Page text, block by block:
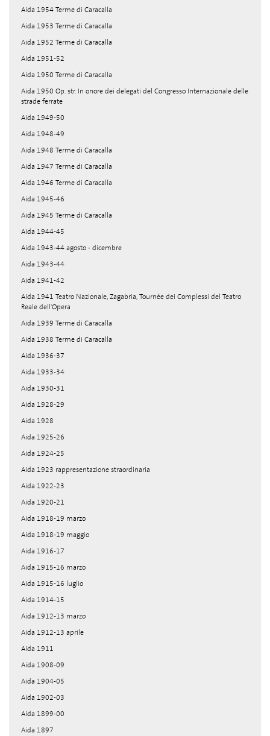
Aida 1954 Terme di Caracalla
Aida 1953 Terme di Caracalla
Aida 1952 Terme di Caracalla
Aida 1951-52
Aida 1950 Terme di Caracalla
Aida 1950 Op. str. In onore dei delegati del Congresso Internazionale delle
strade ferrate
Aida 1949-50
Aida 1948-49
Aida 1948 Terme di Caracalla
Aida 1947 Terme di Caracalla
Aida 1946 Terme di Caracalla
Aida 1945-46
Aida 1945 Terme di Caracalla
Aida 1944-45
Aida 1943-44 agosto - dicembre
Aida 1943-44
Aida 1941-42
Aida 1941 Teatro Nazionale, Zagabria, Tournée dei Complessi del Teatro
Reale dell'Opera
Aida 1939 Terme di Caracalla
Aida 1938 Terme di Caracalla
Aida 1936-37
Aida 1933-34
Aida 1930-31
Aida 1928-29
Aida 1928
Aida 1925-26
Aida 1924-25
Aida 1923 rappresentazione straordinaria
Aida 1922-23
Aida 1920-21
Aida 1918-19 marzo
Aida 1918-19 maggio
Aida 1916-17
Aida 1915-16 marzo
Aida 1915-16 luglio
Aida 1914-15
Aida 1912-13 marzo
Aida 1912-13 aprile
Aida 1911
Aida 1908-09
Aida 1904-05
Aida 1902-03
Aida 1899-00
Aida 1897